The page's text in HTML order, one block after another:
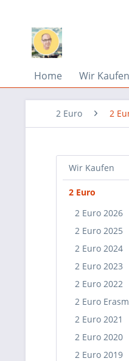
Home Wir Kaufen
2 Euro 2
Wir Kaufen
2 Euro
2 Euro 2026
2 Euro 2025
2 Euro 2024
2 Euro 2023
2 Euro 2022
2 Euro
2 Euro 2021
2 Euro 2020
2 Euro 2019